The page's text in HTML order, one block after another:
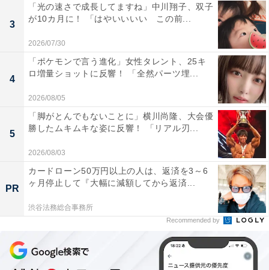
3
「光の速さで成長してますね」中川翔子、双子
が10カ月に！ 「はやいいいい この前...
2026/07/30
4
「ポケモンで言う進化」女性タレント、25キ
ロ増量ショットに反響！ 「全然パーツ埋...
2026/08/05
5
「脚がとんでもないことに」横川尚隆、大会優
勝したムキムキな姿に反響！ 「リアル刃...
2026/08/03
PR
カードローン50万円以上の人は、返済を3～6
ヶ月停止して『大幅に減額してから返済...
渋谷法務総合事務所
Recommended by